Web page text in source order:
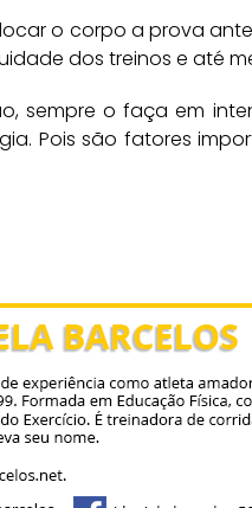
o corpo a prova
dos treinos e até
sempre o faça em
Pois são fatores